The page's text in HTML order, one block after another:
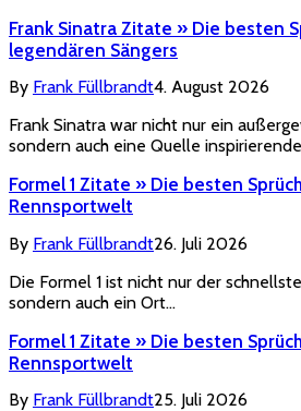
Frank Sinatra Zitate » Die besten
legendären Sängers
By Frank Füllbrandt4. August 2026
Frank Sinatra war nicht nur ein
sondern auch eine Quelle
Formel 1 Zitate » Die besten
Rennsportwelt
By Frank Füllbrandt26. Juli 2026
Die Formel 1 ist nicht nur der
sondern auch ein Ort…
Formel 1 Zitate » Die besten
Rennsportwelt
By Frank Füllbrandt25. Juli 2026